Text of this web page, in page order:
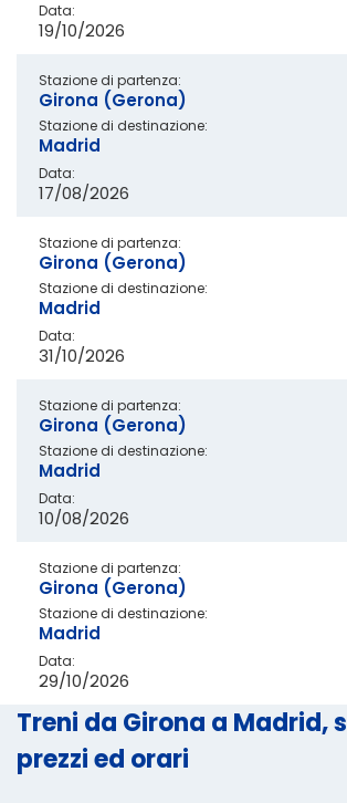
Data:
19/10/2026
Stazione di partenza:
Girona (Gerona)
Stazione di destinazione:
Madrid
Data:
17/08/2026
Stazione di partenza:
Girona (Gerona)
Stazione di destinazione:
Madrid
Data:
31/10/2026
Stazione di partenza:
Girona (Gerona)
Stazione di destinazione:
Madrid
Data:
10/08/2026
Stazione di partenza:
Girona (Gerona)
Stazione di destinazione:
Madrid
Data:
29/10/2026
Treni da Girona a Madrid,
prezzi ed orari